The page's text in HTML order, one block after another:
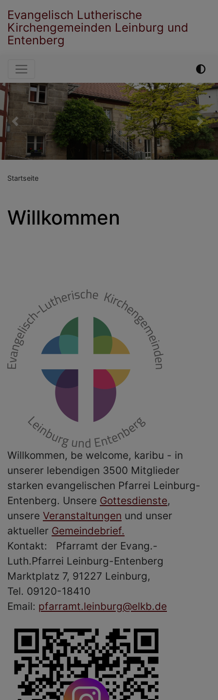
zum
Inhalt
Evangelisch Lutherische
Kirchengemeinden Leinburg und
Entenberg
Hauptnavigation
Previous
Startseite
Willkommen
Willkommen, be welcome, karibu - in
unserer lebendigen 3500 Mitglieder
starken evangelischen Pfarrei Leinburg-
Entenberg. Unsere Gottesdienste,
unsere Veranstaltungen und unser
aktueller Gemeindebrief.
Kontakt: Pfarramt der Evang.-
Luth.Pfarrei Leinburg-Entenberg
Marktplatz 7, 91227 Leinburg,
Tel. 09120-18410
Email: pfarramt.leinburg@elkb.de